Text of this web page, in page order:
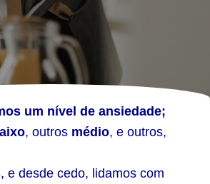
um nível de ansiedade;
, outros médio, e outros,
, e desde cedo, lidamos com